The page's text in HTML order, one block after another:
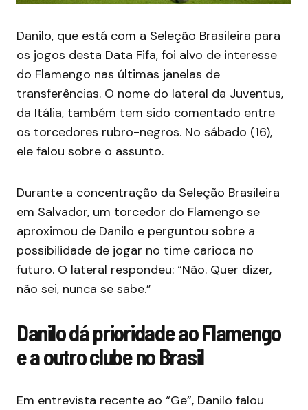
Danilo, que está com a Seleção Brasileira para
os jogos desta Data Fifa, foi alvo de interesse
do Flamengo nas últimas janelas de
transferências. O nome do lateral da Juventus,
da Itália, também tem sido comentado entre
os torcedores rubro-negros. No sábado (16),
ele falou sobre o assunto.
Durante a concentração da Seleção Brasileira
em Salvador, um torcedor do Flamengo se
aproximou de Danilo e perguntou sobre a
possibilidade de jogar no time carioca no
futuro. O lateral respondeu: “Não. Quer dizer,
não sei, nunca se sabe.”
Danilo dá prioridade ao Flamengo
e a outro clube no Brasil
Em entrevista recente ao “Ge”, Danilo falou